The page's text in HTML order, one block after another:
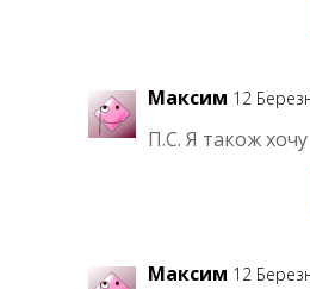
Максим 12
П.С. Я також
Максим 12